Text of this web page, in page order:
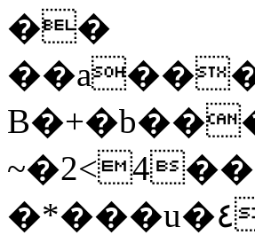
��
�*���u�٤z�+k)���t��(l��������cT�ƿ1r�|